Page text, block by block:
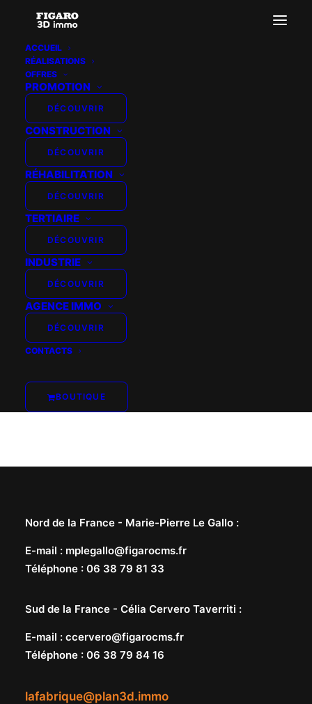
ACCUEIL
RÉALISATIONS
OFFRES
PROMOTION
DÉCOUVRIR
CONSTRUCTION
DÉCOUVRIR
RÉHABILITATION
DÉCOUVRIR
TERTIAIRE
DÉCOUVRIR
INDUSTRIE
DÉCOUVRIR
AGENCE IMMO
DÉCOUVRIR
CONTACTS
BOUTIQUE
Accueil
Templates perspectives premium
lafabrique@plan3d.immo
Nord de la France - Marie-Pierre Le Gallo :
E-mail : mplegallo@figarocms.fr
Téléphone : 06 38 79 81 33
Sud de la France - Célia Cervero Taverriti :
E-mail : ccervero@figarocms.fr
Téléphone : 06 38 79 84 16